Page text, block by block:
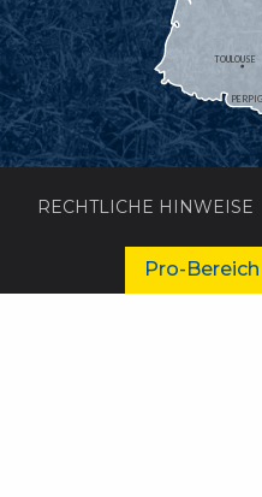
TOULOUSE
RECHTLICHE HINWEISE
Pro-Bereich